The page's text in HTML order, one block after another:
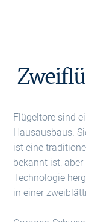
Flügeltore sind
Hausausbaus.
ist eine
bekannt ist,
Technologie
in einer